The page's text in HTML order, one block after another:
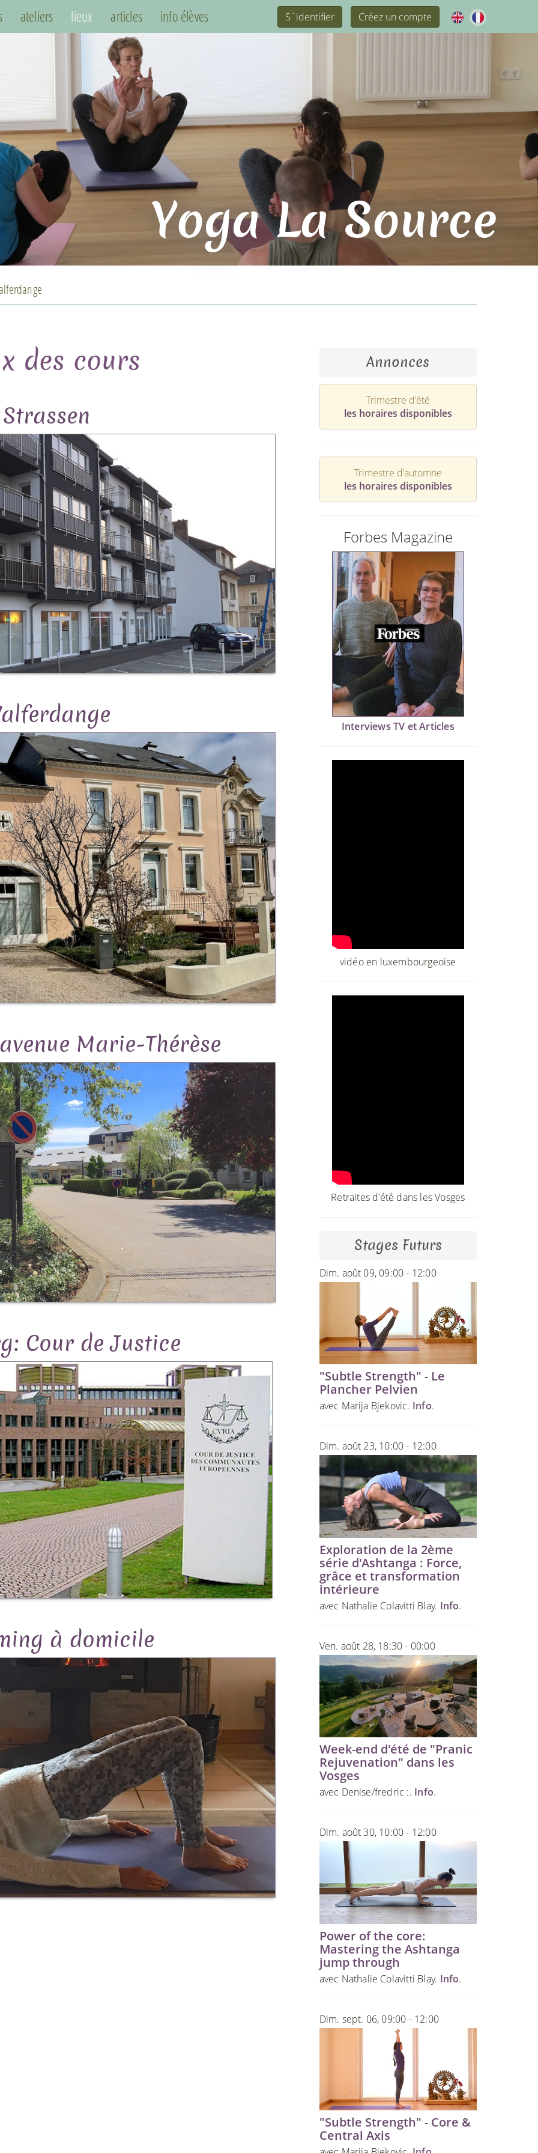
ateliers lieux articles info élèves S`identifier Créez un compte
Yoga La Source
des cours
Strassen
Marie-Thérèse
Cour de Justice
à domicile
Annonces
Trimestre d'été
les horaires disponibles
Trimestre d'automne
les horaires disponibles
Forbes Magazine
Interviews TV et Articles
vidéo en luxembourgeoise
Retraites d'été dans les Vosges
Stages Futurs
Dim. août 09, 09:00 - 12:00
"Subtle Strength" - Le
Plancher Pelvien
avec Marija Bjekovic. Info.
Dim. août 23, 10:00 - 12:00
Exploration de la 2ème
série d'Ashtanga : Force,
grâce et transformation
intérieure
avec Nathalie Colavitti Blay. Info.
Ven. août 28, 18:30 - 00:00
Week-end d'été de "Pranic
Rejuvenation" dans les
Vosges
avec Denise/fredric :. Info.
Dim. août 30, 10:00 - 12:00
Power of the core:
Mastering the Ashtanga
jump through
avec Nathalie Colavitti Blay. Info.
Dim. sept. 06, 09:00 - 12:00
"Subtle Strength" - Core &
Central Axis